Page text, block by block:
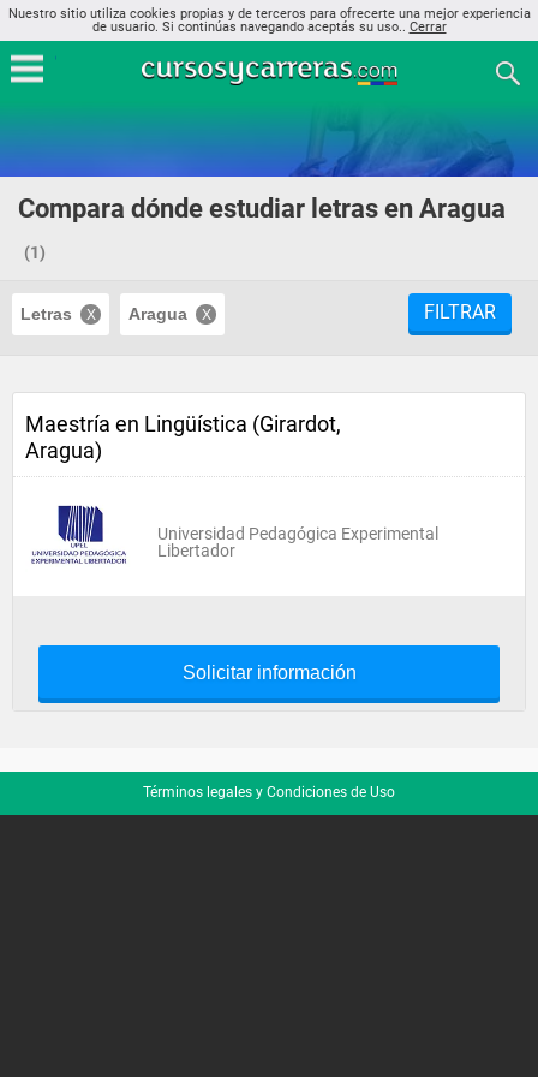
Nuestro sitio utiliza cookies propias y de terceros para ofrecerte una mejor experiencia
de usuario. Si continúas navegando aceptás su uso.. Cerrar
Compara dónde estudiar letras en Aragua
(1)
Letras Aragua FILTRAR
Maestría en Lingüística (Girardot,
Aragua)
Universidad Pedagógica Experimental
Libertador
Solicitar información
Términos legales y Condiciones de Uso